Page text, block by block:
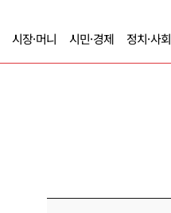
시장·머니 시민·경제 정치·사회